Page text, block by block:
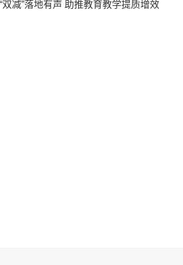
双减”落地有声 助推教育教学提质增效